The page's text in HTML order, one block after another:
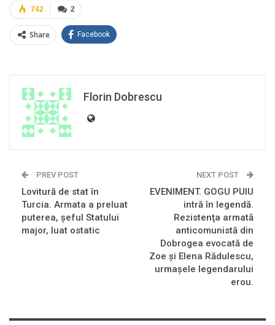
2
742
Share Facebook
Florin Dobrescu
PREV POST
Lovitură de stat în
Turcia. Armata a preluat
puterea, șeful Statului
major, luat ostatic
NEXT POST
EVENIMENT. GOGU PUIU
intră în legendă.
Rezistenţa armată
anticomunistă din
Dobrogea evocată de
Zoe şi Elena Rădulescu,
urmaşele legendarului
erou.